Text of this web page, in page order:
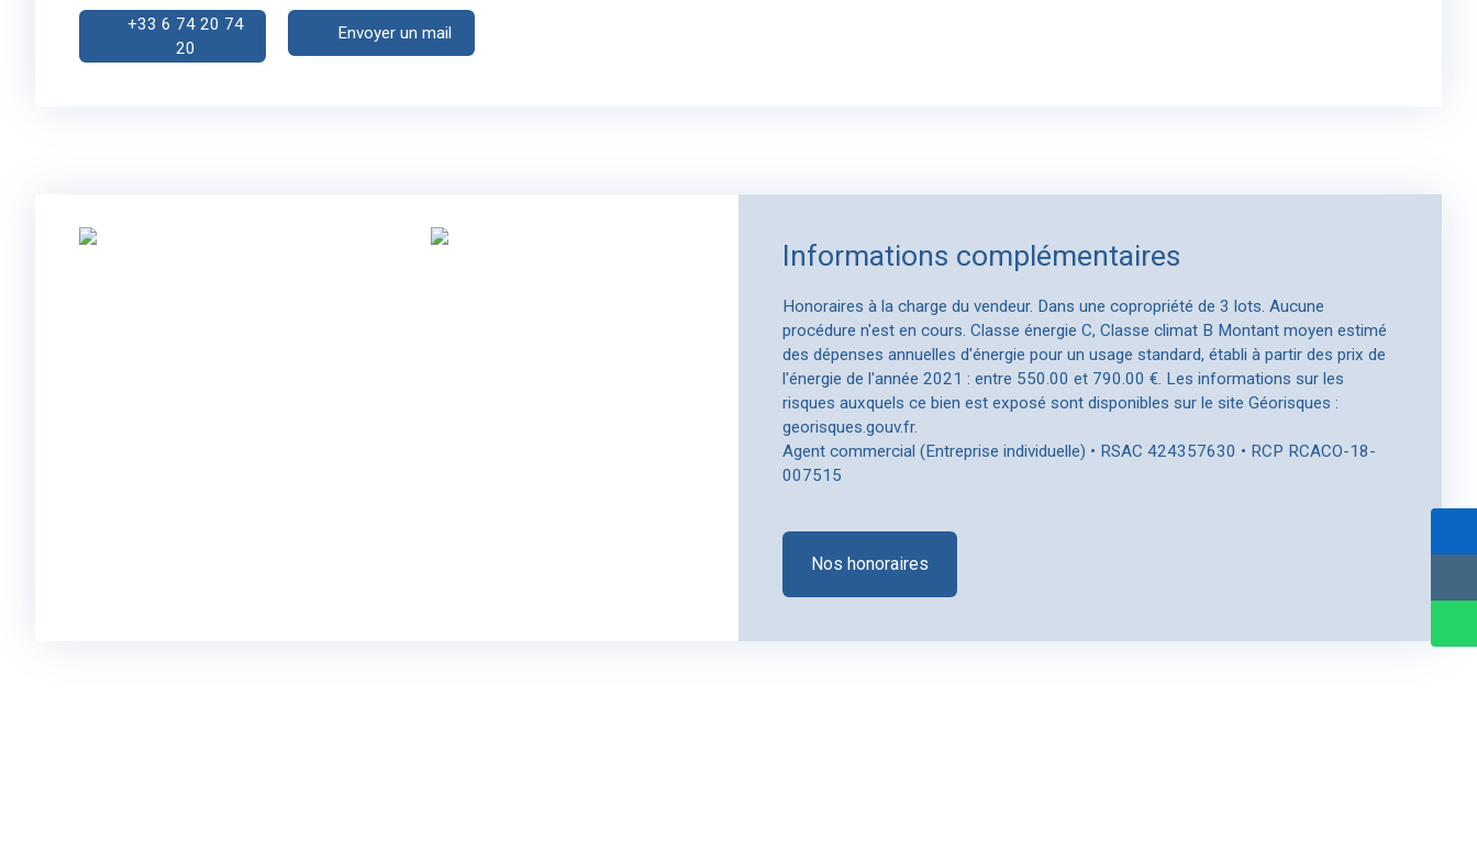
+33 6 74 20 74
20
Envoyer un mail
Informations complémentaires
Honoraires à la charge du vendeur. Dans une copropriété de 3 lots. Aucune
procédure n'est en cours. Classe énergie C, Classe climat B Montant moyen estimé
des dépenses annuelles d'énergie pour un usage standard, établi à partir des prix de
l'énergie de l'année 2021 : entre 550.00 et 790.00 €. Les informations sur les
risques auxquels ce bien est exposé sont disponibles sur le site Géorisques :
georisques.gouv.fr.
Agent commercial (Entreprise individuelle) • RSAC 424357630 • RCP RCACO-18-
007515
Nos honoraires